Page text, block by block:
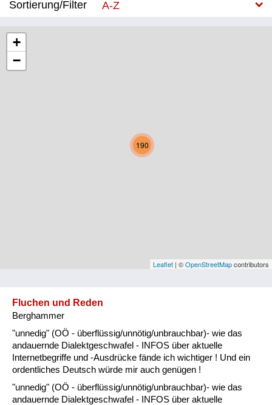
Sortierung/Filter
A-Z
Niederösterreich
Oberösterreich
Vorarlberg
Natur und Landwirtschaft
Fluchen und Reden
Mensch, Tier und Alltag
190
+
−
Leaflet | ©OpenStreetMapcontributors
Fluchen und Reden
Berghammer
"unnedig" (OÖ - überflüssig/unnötig/unbrauchbar)- wie das
andauernde Dialektgeschwafel - INFOS über aktuelle
Internetbegriffe und -Ausdrücke fände ich wichtiger ! Und ein
ordentliches Deutsch würde mir auch genügen !
"unnedig" (OÖ - überflüssig/unnötig/unbrauchbar)- wie das
andauernde Dialektgeschwafel - INFOS über aktuelle